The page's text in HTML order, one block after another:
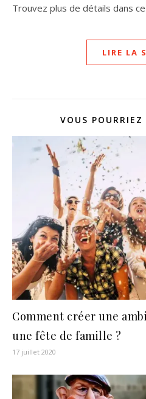
Trouvez plus de détails dans
LIRE LA
VOUS
Comment créer une
une fête de famille ?
17 juillet 2020